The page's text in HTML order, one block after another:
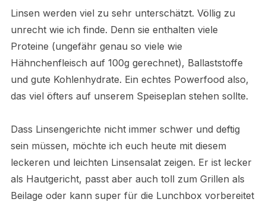
Linsen werden viel zu sehr unterschätzt. Völlig zu
unrecht wie ich finde. Denn sie enthalten viele
Proteine (ungefähr genau so viele wie
Hähnchenfleisch auf 100g gerechnet), Ballaststoffe
und gute Kohlenhydrate. Ein echtes Powerfood also,
das viel öfters auf unserem Speiseplan stehen sollte.
Dass Linsengerichte nicht immer schwer und deftig
sein müssen, möchte ich euch heute mit diesem
leckeren und leichten Linsensalat zeigen. Er ist lecker
als Hautgericht, passt aber auch toll zum Grillen als
Beilage oder kann super für die Lunchbox vorbereitet